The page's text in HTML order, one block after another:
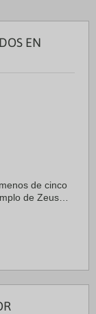
EN
de cinco
de Zeus